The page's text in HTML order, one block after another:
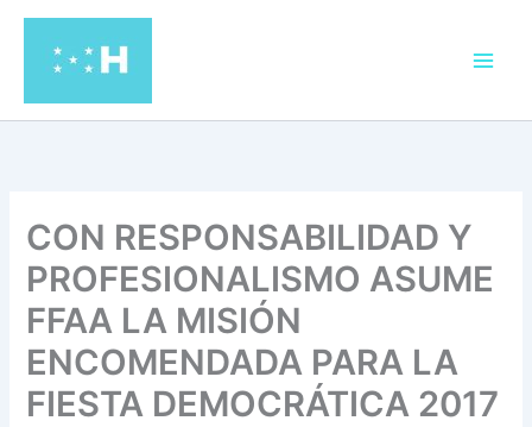
contenido
CON RESPONSABILIDAD Y
PROFESIONALISMO ASUME
FFAA LA MISIÓN
ENCOMENDADA PARA LA
FIESTA DEMOCRÁTICA 2017